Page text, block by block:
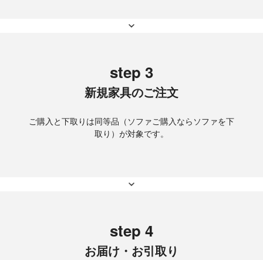
step 3
新規家具のご注文
ご購入と下取りは同等品（ソファご購入ならソファを下
取り）が対象です。
step 4
お届け・お引取り